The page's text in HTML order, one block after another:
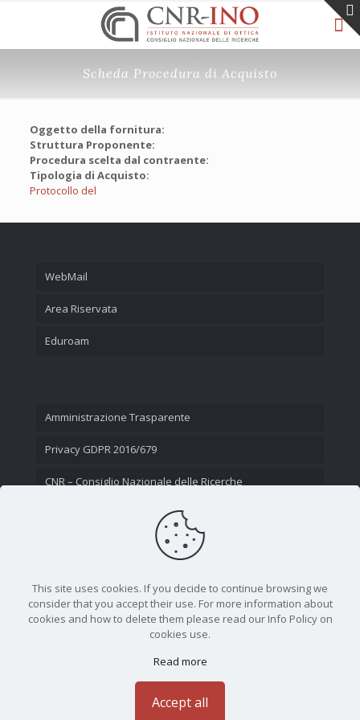
Scheda Procedura di Acquisto
Oggetto della fornitura:
Struttura Proponente:
Procedura scelta dal contraente:
Tipologia di Acquisto:
Protocollo del
WebMail
Area Riservata
Eduroam
Amministrazione Trasparente
Privacy GDPR 2016/679
CNR – Consiglio Nazionale delle Ricerche
This site uses cookies. If you decide to continue browsing we
consider that you accept their use. For more information about
cookies and how to delete them please read our Info Policy on
cookies use.
Read more
Accept all